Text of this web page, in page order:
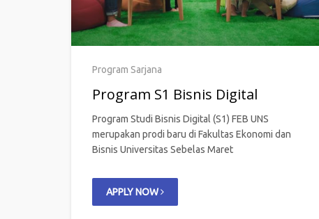
Program Sarjana
Program S1 Bisnis Digital
Program Studi Bisnis Digital (S1) FEB UNS
merupakan prodi baru di Fakultas Ekonomi dan
Bisnis Universitas Sebelas Maret
APPLY NOW